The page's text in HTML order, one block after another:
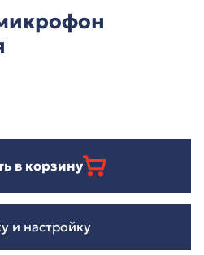
в корзину
и настройку